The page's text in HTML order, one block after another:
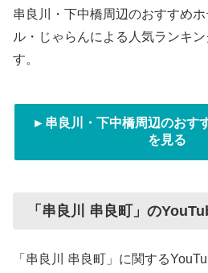
串良川・下中橋周辺のおすすめ
ル・じゃらんによる人気ランキ
す。
►串良川・下中橋周辺のおす
を見る
「串良川 串良町」の
「串良川 串良町」に関する